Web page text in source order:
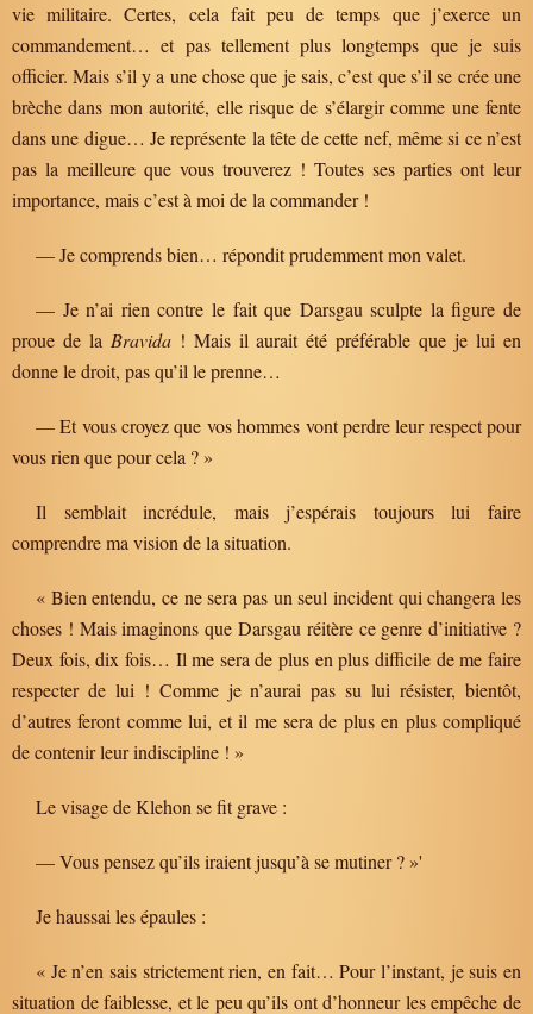
vie militaire. Certes, cela fait peu de temps que j’exerce un
commandement… et pas tellement plus longtemps que je suis
officier. Mais s’il y a une chose que je sais, c’est que s’il se crée une
brèche dans mon autorité, elle risque de s’élargir comme une fente
dans une digue… Je représente la tête de cette nef, même si ce n’est
pas la meilleure que vous trouverez ! Toutes ses parties ont leur
importance, mais c’est à moi de la commander !
— Je comprends bien… répondit prudemment mon valet.
— Je n’ai rien contre le fait que Darsgau sculpte la figure de
proue de la Bravida ! Mais il aurait été préférable que je lui en
donne le droit, pas qu’il le prenne…
— Et vous croyez que vos hommes vont perdre leur respect pour
vous rien que pour cela ? »
Il semblait incrédule, mais j’espérais toujours lui faire
comprendre ma vision de la situation.
« Bien entendu, ce ne sera pas un seul incident qui changera les
choses ! Mais imaginons que Darsgau réitère ce genre d’initiative ?
Deux fois, dix fois… Il me sera de plus en plus difficile de me faire
respecter de lui ! Comme je n’aurai pas su lui résister, bientôt,
d’autres feront comme lui, et il me sera de plus en plus compliqué
de contenir leur indiscipline ! »
Le visage de Klehon se fit grave :
— Vous pensez qu’ils iraient jusqu’à se mutiner ? »'
Je haussai les épaules :
« Je n’en sais strictement rien, en fait… Pour l’instant, je suis en
situation de faiblesse, et le peu qu’ils ont d’honneur les empêche de